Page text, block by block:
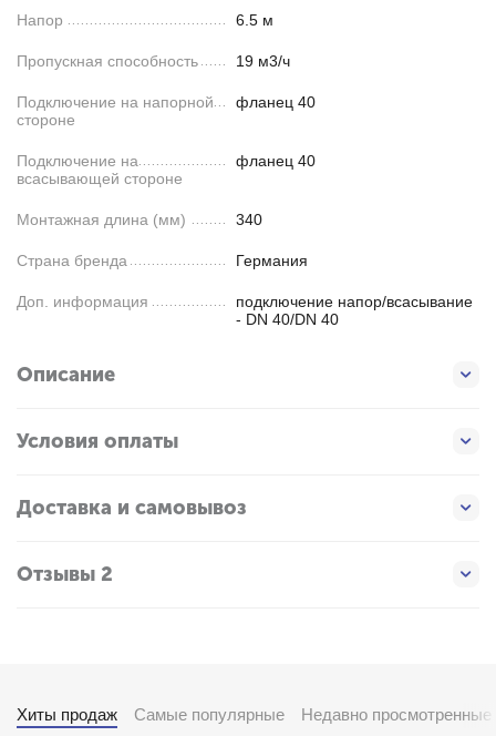
Напор 6.5 м
Пропускная способность 19 м3/ч
Подключение на напорной
стороне
фланец 40
Подключение на
всасывающей стороне
фланец 40
Монтажная длина (мм) 340
Страна бренда Германия
Доп. информация
подключение напор/всасывание
- DN 40/DN 40
Описание
Условия оплаты
Доставка и самовывоз
Отзывы 2
Хиты продаж Самые популярные Недавно просмотренные